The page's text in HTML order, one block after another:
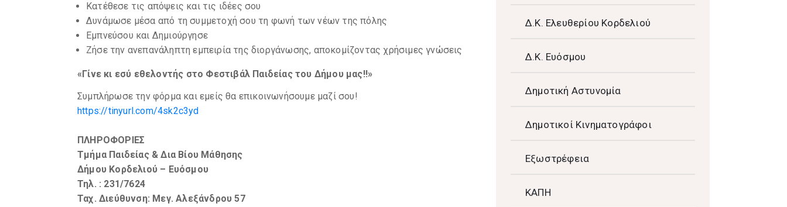
Κατέθεσε τις απόψεις και τις ιδέες σου
Δυνάμωσε μέσα από τη συμμετοχή σου τη φωνή των νέων της πόλης
Εμπνεύσου και Δημιούργησε
Ζήσε την ανεπανάληπτη εμπειρία της διοργάνωσης, αποκομίζοντας χρήσιμες γνώσεις
«Γίνε κι εσύ εθελοντής στο Φεστιβάλ Παιδείας του Δήμου μας!!»
Συμπλήρωσε την φόρμα και εμείς θα επικοινωνήσουμε μαζί σου!
https://tinyurl.com/4sk2c3yd
ΠΛΗΡΟΦΟΡΙΕΣ
Τμήμα Παιδείας & Δια Βίου Μάθησης
Δήμου Κορδελιού – Ευόσμου
Τηλ. : 231/7624
Ταχ. Διεύθυνση: Μεγ. Αλεξάνδρου 57
Δ.Κ. Ελευθερίου Κορδελιού
Δ.Κ. Ευόσμου
Δημοτική Αστυνομία
Δημοτικοί Κινηματογράφοι
Εξωστρέφεια
ΚΑΠΗ